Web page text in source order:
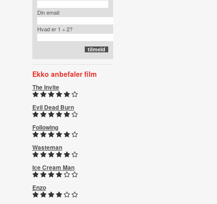
Din email:
Hvad er 1 + 2?
Ekko anbefaler film
The Invite
Evil Dead Burn
Following
Wasteman
Ice Cream Man
Enzo